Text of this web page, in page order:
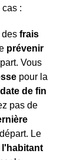
:
des frais
prévenir
Vous
pour la
date de fin
pas de
Le
l'habitant